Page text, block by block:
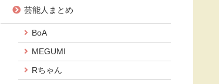
芸能人まとめ
BoA
MEGUMI
Rちゃん